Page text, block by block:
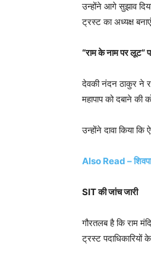
उन्होंने आगे सुझाव
ट्रस्ट का अध्यक्ष
“राम के नाम पर लूट”
देवकी नंदन ठाकुर ने
महापाप को दबाने
उन्होंने दावा किया कि
Also Read – शिवपाल
SIT की जांच जारी
गौरतलब है कि राम
ट्रस्ट